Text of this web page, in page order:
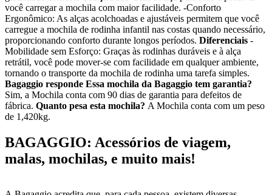
você carregar a mochila com maior facilidade. -Conforto
Ergonômico: As alças acolchoadas e ajustáveis permitem que você
carregue a mochila de rodinha infantil nas costas quando necessário,
proporcionando conforto durante longos períodos. Diferenciais -
Mobilidade sem Esforço: Graças às rodinhas duráveis e à alça
retrátil, você pode mover-se com facilidade em qualquer ambiente,
tornando o transporte da mochila de rodinha uma tarefa simples.
Bagaggio responde Essa mochila da Bagaggio tem garantia?
Sim, a Mochila conta com 90 dias de garantia para defeitos de
fábrica. Quanto pesa esta mochila? A Mochila conta com um peso
de 1,420kg.
BAGAGGIO: Acessórios de viagem,
malas, mochilas, e muito mais!